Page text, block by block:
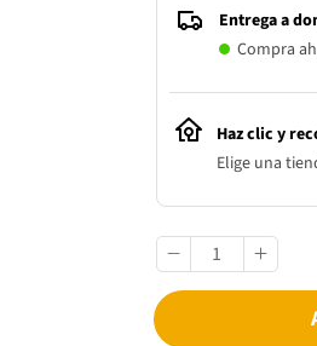
Entrega a
Compra
Haz clic y
Elige una